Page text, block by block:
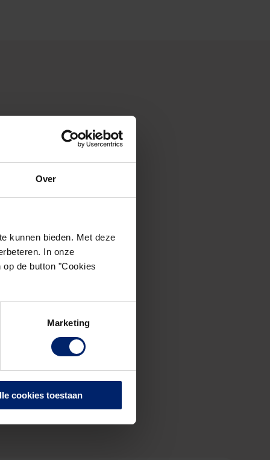
Over
kunnen bieden. Met deze
In onze
de button "Cookies
Marketing
cookies toestaan